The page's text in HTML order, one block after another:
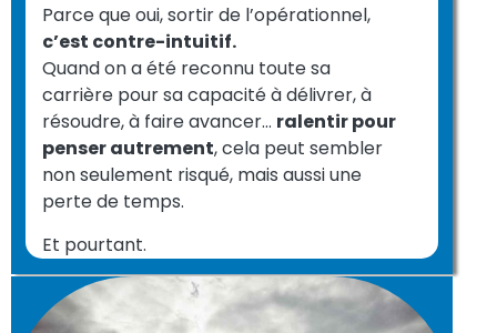
Parce que oui, sortir de l’opérationnel,
c’est contre-intuitif.
Quand on a été reconnu toute sa
carrière pour sa capacité à délivrer, à
résoudre, à faire avancer… ralentir pour
penser autrement, cela peut sembler
non seulement risqué, mais aussi une
perte de temps.
Et pourtant.